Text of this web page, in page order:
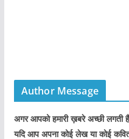
Author Message
अगर आपको हमारी ख़बरे अच्छी लगती
यदि आप अपना कोई लेख या कोई